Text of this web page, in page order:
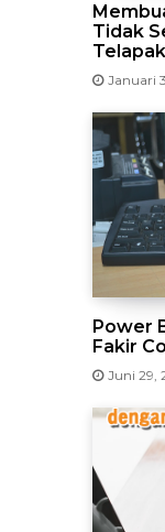
Tidak
Januari
Power
Fakir
Juni 29,